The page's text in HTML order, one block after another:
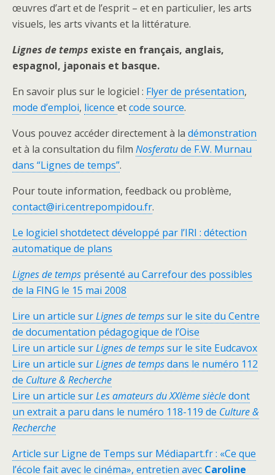
œuvres d’art et de l’esprit – et en particulier, les arts
visuels, les arts vivants et la littérature.
Lignes de temps existe en français, anglais,
espagnol, japonais et basque.
En savoir plus sur le logiciel : Flyer de présentation,
mode d’emploi, licence etcode source.
Vous pouvez accéder directement à la démonstration
et à la consultation du film Nosferatude F.W. Murnau
dans “Lignes de temps”.
Pour toute information, feedback ou problème,
contact@iri.centrepompidou.fr.
Le logiciel shotdetect développé par l’IRI : détection
automatique de plans
Lignes de temps présenté au Carrefour des possibles
de la FING le 15 mai 2008
Lire un article surLignes de tempssur le site du Centre
de documentation pédagogique de l’Oise
Lire un article surLignes de tempssur le site Eudcavox
Lire un article surLignes de tempsdans le numéro 112
de Culture & Recherche
Lire un article surLes amateurs du XXIème siècledont
un extrait a paru dans le numéro 118-119 de Culture &
Recherche
Article sur Ligne de Temps sur Médiapart.fr : «Ce que
l’école fait avec le cinéma», entretien avec Caroline